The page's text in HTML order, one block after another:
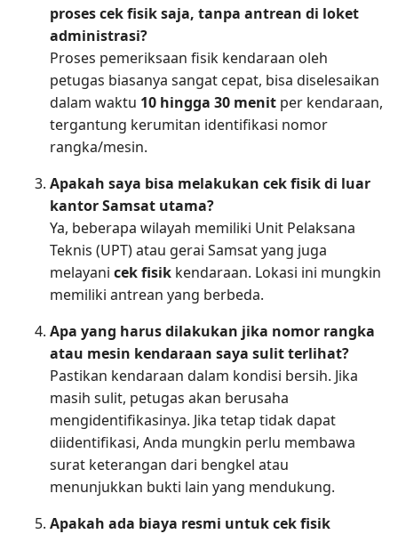
proses cek fisik saja, tanpa antrean di loket
administrasi?
Proses pemeriksaan fisik kendaraan oleh
petugas biasanya sangat cepat, bisa diselesaikan
dalam waktu 10 hingga 30 menit per kendaraan,
tergantung kerumitan identifikasi nomor
rangka/mesin.
Apakah saya bisa melakukan cek fisik di luar
kantor Samsat utama?
Ya, beberapa wilayah memiliki Unit Pelaksana
Teknis (UPT) atau gerai Samsat yang juga
melayani cek fisik kendaraan. Lokasi ini mungkin
memiliki antrean yang berbeda.
Apa yang harus dilakukan jika nomor rangka
atau mesin kendaraan saya sulit terlihat?
Pastikan kendaraan dalam kondisi bersih. Jika
masih sulit, petugas akan berusaha
mengidentifikasinya. Jika tetap tidak dapat
diidentifikasi, Anda mungkin perlu membawa
surat keterangan dari bengkel atau
menunjukkan bukti lain yang mendukung.
Apakah ada biaya resmi untuk cek fisik